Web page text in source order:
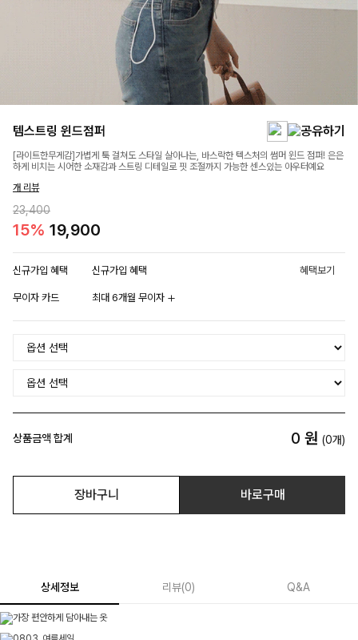
템스트링 윈드점퍼
[라이트한무게감]가볍게 툭 걸쳐도 스타일 살아나는, 바스락한 텍스처의 썸머 윈드 점퍼! 은은
하게 비치는 시어한 소재감과 스트링 디테일로 핏 조절까지 가능한 센스있는 아우터예요
개 리뷰
23,400
15% 19,900
신규가입 혜택 신규가입 혜택 혜택보기
무이자 카드 최대 6개월 무이자
상품금액 합계 0 원 (0개)
장바구니 바로구매
상세정보 리뷰(0) Q&A